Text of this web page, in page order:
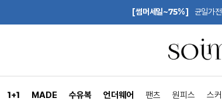
[썸머세일~75%] 균일가
1+1 MADE 수유복 언더웨어 팬츠 원피스 스